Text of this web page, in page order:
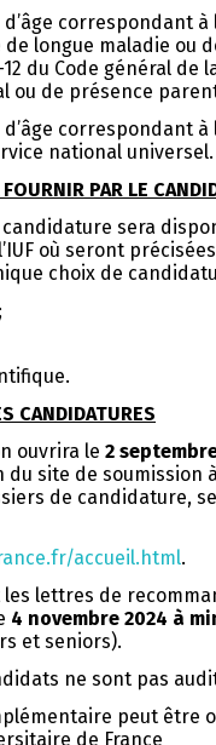
correspondant
longue maladie ou
du Code général
ou de présence
correspondant
national universel.
PAR LE
sera
où seront
choix de
CANDIDATURES
ouvrira le 2
site de soumission
de candidature,
accueil.html.
les lettres de
4 novembre 2024 à
et seniors).
ne sont pas
peut être
de France